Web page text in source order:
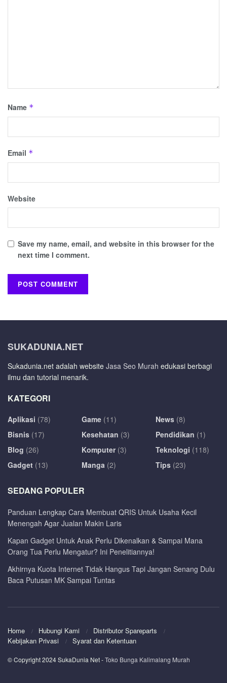
Name *
Email *
Website
Save my name, email, and website in this browser for the
next time I comment.
SUKADUNIA.NET
Sukadunia.net adalah website Jasa Seo Murah edukasi berbagi
ilmu dan tutorial menarik.
KATEGORI
Aplikasi (78)
Bisnis (17)
Blog (26)
Gadget (13)
Game (11)
Kesehatan (3)
Komputer(3)
Manga (2)
News (8)
Pendidikan (1)
Teknologi (118)
Tips (23)
SEDANG POPULER
Panduan Lengkap Cara Membuat QRIS Untuk Usaha Kecil
Menengah Agar Jualan Makin Laris
Kapan Gadget Untuk Anak Perlu Dikenalkan & Sampai Mana
Orang Tua Perlu Mengatur? Ini Penelitiannya!
Akhirnya Kuota Internet Tidak Hangus Tapi Jangan Senang Dulu
Baca Putusan MK Sampai Tuntas
Home Hubungi Kami
Distributor Spareparts
Kebijakan Privasi
Syarat dan Ketentuan
© Copyright 2024 SukaDunia Net-Toko Bunga Kalimalang Murah